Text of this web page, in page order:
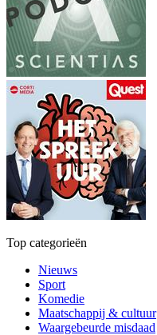
Top categorieën
Nieuws
Sport
Komedie
Maatschappij & cultuur
Waargebeurde misdaad